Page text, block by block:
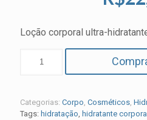
Loção corporal ultra-
Categorias: Corpo, Cosméticos,
Tags: hidratação, hidratante corporal